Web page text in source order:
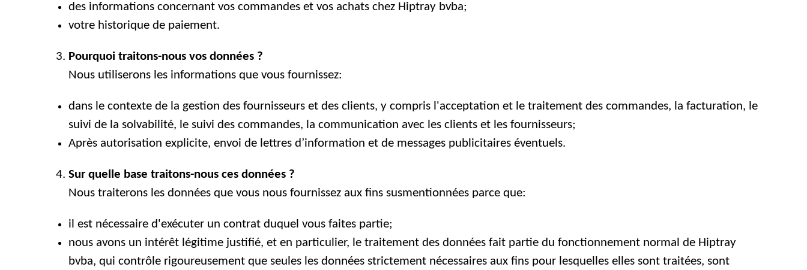
des informations concernant vos commandes et vos achats chez Hiptray bvba;
votre historique de paiement.
Pourquoi traitons-nous vos données ?
Nous utiliserons les informations que vous fournissez:
dans le contexte de la gestion des fournisseurs et des clients, y compris l'acceptation et le traitement des commandes, la facturation, le
suivi de la solvabilité, le suivi des commandes, la communication avec les clients et les fournisseurs;
Après autorisation explicite, envoi de lettres d’information et de messages publicitaires éventuels.
Sur quelle base traitons-nous ces données ?
Nous traiterons les données que vous nous fournissez aux fins susmentionnées parce que:
il est nécessaire d'exécuter un contrat duquel vous faites partie;
nous avons un intérêt légitime justifié, et en particulier, le traitement des données fait partie du fonctionnement normal de Hiptray
bvba, qui contrôle rigoureusement que seules les données strictement nécessaires aux fins pour lesquelles elles sont traitées, sont